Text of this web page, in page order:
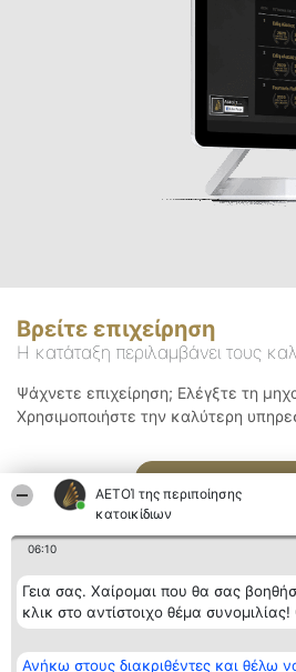
ΑΕΤΟΊ της περιποίησης
κατοικίδιων
06:10
Γεια σας. Χαίρομαι που θα σας
κλικ στο αντίστοιχο θέμα συνομιλίας!
Ανήκω στους διακριθέντες και θέλω
Βρείτε επιχείρηση
Η κατάταξη περιλαμβάνει τους
Ψάχνετε επιχείρηση; Ελέγξτε τη
Χρησιμοποιήστε την καλύτερη
Αναζήτηση
Διοργανωτής της
κατάταξης
Κατάταξη
Διακριθέντες